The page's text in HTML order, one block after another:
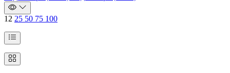
12 25 50 75 100